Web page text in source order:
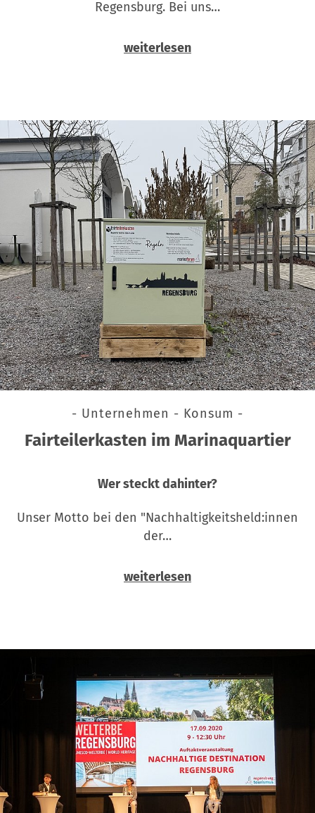
Regensburg. Bei uns…
weiterlesen
- Unternehmen - Konsum -
Fairteilerkasten im Marinaquartier
Wer steckt dahinter?
Unser Motto bei den "Nachhaltigkeitsheld:innen
der…
weiterlesen